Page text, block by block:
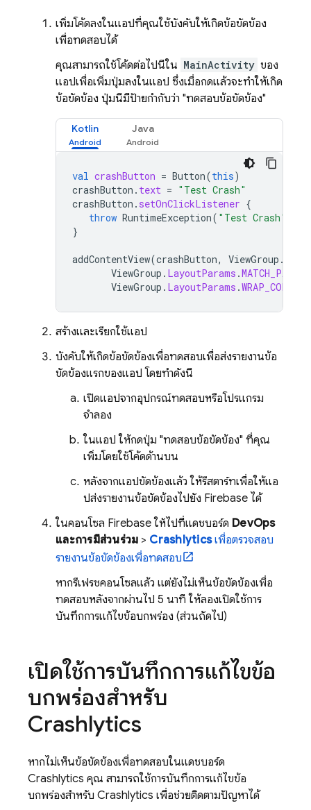
เพิ่มโค้ดลงในแอปที่คุณใช้บังคับให้เกิดข้อขัดข้อง
เพื่อทดสอบได้
คุณสามารถใช้โค้ดต่อไปนี้ใน MainActivity ของ
แอปเพื่อเพิ่มปุ่มลงในแอป ซึ่งเมื่อกดแล้วจะทำให้เกิด
ข้อขัดข้อง ปุ่มนี้มีป้ายกำกับว่า "ทดสอบข้อขัดข้อง"
Kotlin Java
val crashButton = Button(this)
crashButton . text = "Test Crash"
crashButton . setOnClickListener {
throw RuntimeException( "Test Crash"
}
addContentView(crashButton, ViewGroup .
ViewGroup . LayoutParams .MATCH_PARENT
ViewGroup . LayoutParams .WRAP_CONTENT
สร้างและเรียกใช้แอป
บังคับให้เกิดข้อขัดข้องเพื่อทดสอบเพื่อส่งรายงานข้อ
ขัดข้องแรกของแอป โดยทำดังนี้
เปิดแอปจากอุปกรณ์ทดสอบหรือโปรแกรม
จำลอง
ในแอป ให้กดปุ่ม "ทดสอบข้อขัดข้อง" ที่คุณ
เพิ่มโดยใช้โค้ดด้านบน
หลังจากแอปขัดข้องแล้ว ให้รีสตาร์ทเพื่อให้แอ
ปส่งรายงานข้อขัดข้องไปยัง Firebase ได้
ในคอนโซล Firebase ให้ไปที่แดชบอร์ด DevOps
และการมีส่วนร่วม > Crashlyticsเพื่อตรวจสอบ
รายงานข้อขัดข้องเพื่อทดสอบ
หากรีเฟรชคอนโซลแล้ว แต่ยังไม่เห็นข้อขัดข้องเพื่อ
ทดสอบหลังจากผ่านไป 5 นาที ให้ลองเปิดใช้การ
บันทึกการแก้ไขข้อบกพร่อง (ส่วนถัดไป)
เปิดใช้การบันทึกการแก้ไขข้อ
บกพร่องสำหรับ
Crashlytics
หากไม่เห็นข้อขัดข้องเพื่อทดสอบในแดชบอร์ด
Crashlytics คุณ สามารถใช้การบันทึกการแก้ไขข้อ
บกพร่องสำหรับ Crashlytics เพื่อช่วยติดตามปัญหาได้